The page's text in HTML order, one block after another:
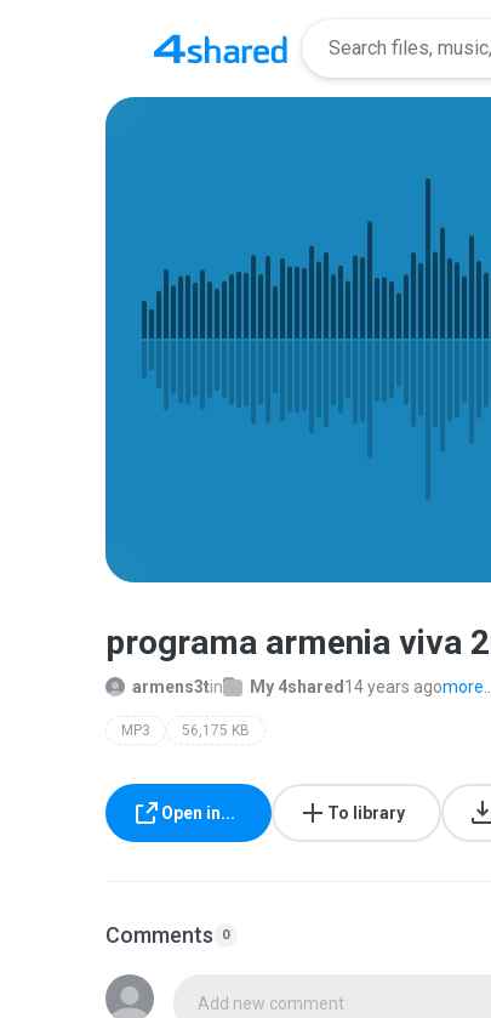
programa armenia viva
armens3tin My 4shared 14 years agomore...
MP3 56,175 KB
Open in... To library
Comments 0
Add new comment